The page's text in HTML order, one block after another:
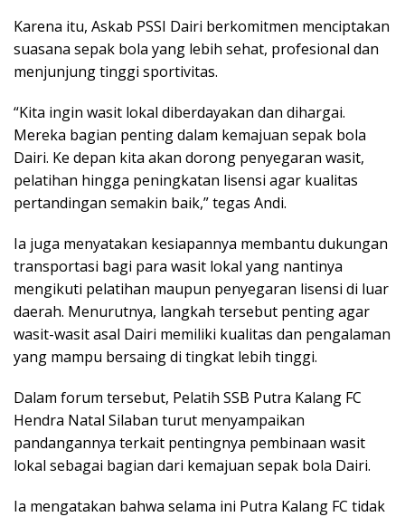
Karena itu, Askab PSSI Dairi berkomitmen menciptakan
suasana sepak bola yang lebih sehat, profesional dan
menjunjung tinggi sportivitas.
“Kita ingin wasit lokal diberdayakan dan dihargai.
Mereka bagian penting dalam kemajuan sepak bola
Dairi. Ke depan kita akan dorong penyegaran wasit,
pelatihan hingga peningkatan lisensi agar kualitas
pertandingan semakin baik,” tegas Andi.
Ia juga menyatakan kesiapannya membantu dukungan
transportasi bagi para wasit lokal yang nantinya
mengikuti pelatihan maupun penyegaran lisensi di luar
daerah. Menurutnya, langkah tersebut penting agar
wasit-wasit asal Dairi memiliki kualitas dan pengalaman
yang mampu bersaing di tingkat lebih tinggi.
Dalam forum tersebut, Pelatih SSB Putra Kalang FC
Hendra Natal Silaban turut menyampaikan
pandangannya terkait pentingnya pembinaan wasit
lokal sebagai bagian dari kemajuan sepak bola Dairi.
Ia mengatakan bahwa selama ini Putra Kalang FC tidak